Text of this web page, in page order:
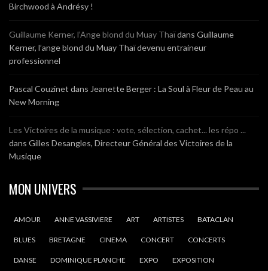
Birchwood à Andrésy !
Guillaume Kerner, l’Ange blond du Muay Thaïdans Guillaume
Kerner, l’ange blond du Muay Thaï devenu entraineur
professionnel
Pascal Couzinet dans Jeanette Berger : La Soul à Fleur de Peau au
New Morning
Les Victoires de la musique : vote, sélection, cachet... les répo ...
dans Gilles Desangles, Directeur Général des Victoires de la
Musique
MON UNIVERS
AMOUR ANNE VASSIVIERE ART ARTISTES BATACLAN
BLUES BRETAGNE CINEMA CONCERT CONCERTS
DANSE DOMINIQUE PLANCHE EXPO EXPOSITION